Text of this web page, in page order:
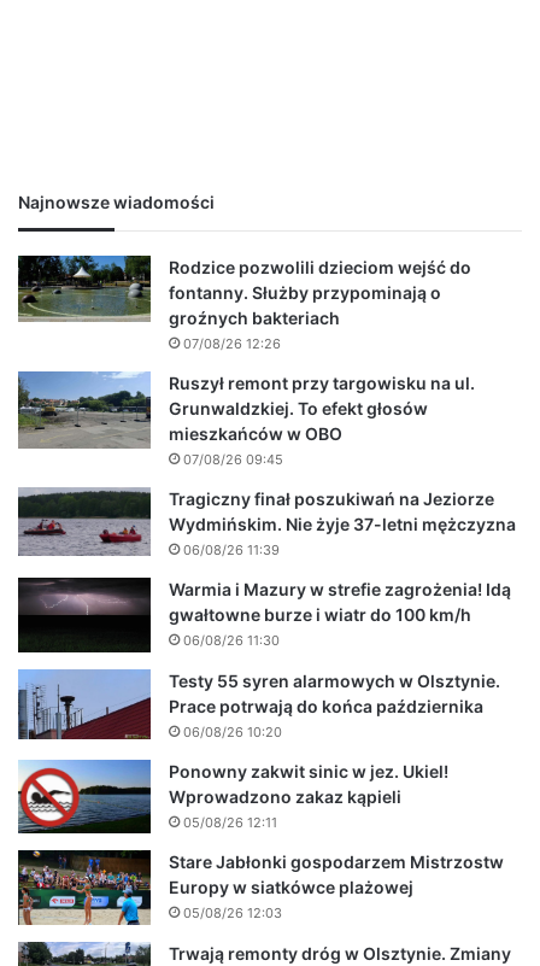
Najnowsze wiadomości
Rodzice pozwolili dzieciom wejść do
fontanny. Służby przypominają o
groźnych bakteriach
07/08/26 12:26
Ruszył remont przy targowisku na ul.
Grunwaldzkiej. To efekt głosów
mieszkańców w OBO
07/08/26 09:45
Tragiczny finał poszukiwań na Jeziorze
Wydmińskim. Nie żyje 37-letni mężczyzna
06/08/26 11:39
Warmia i Mazury w strefie zagrożenia! Idą
gwałtowne burze i wiatr do 100 km/h
06/08/26 11:30
Testy 55 syren alarmowych w Olsztynie.
Prace potrwają do końca października
06/08/26 10:20
Ponowny zakwit sinic w jez. Ukiel!
Wprowadzono zakaz kąpieli
05/08/26 12:11
Stare Jabłonki gospodarzem Mistrzostw
Europy w siatkówce plażowej
05/08/26 12:03
Trwają remonty dróg w Olsztynie. Zmiany